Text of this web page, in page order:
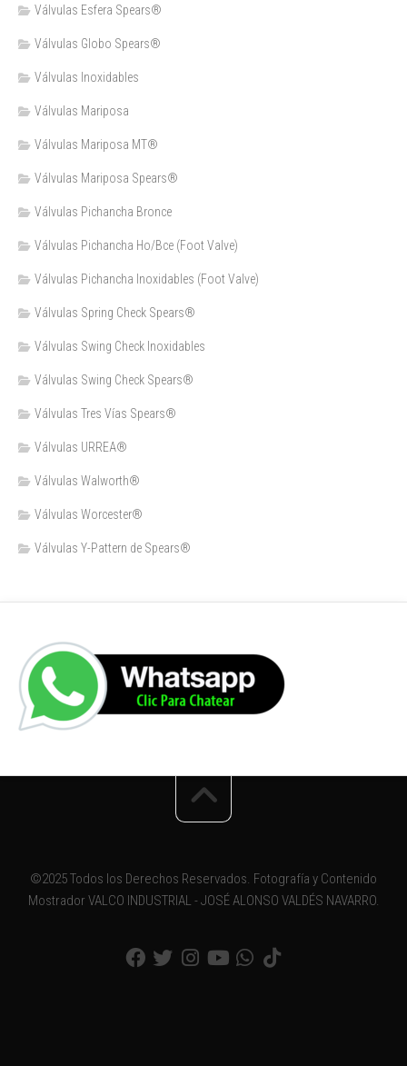
Válvulas Esfera Spears®
Válvulas Globo Spears®
Válvulas Inoxidables
Válvulas Mariposa
Válvulas Mariposa MT®
Válvulas Mariposa Spears®
Válvulas Pichancha Bronce
Válvulas Pichancha Ho/Bce (Foot Valve)
Válvulas Pichancha Inoxidables (Foot Valve)
Válvulas Spring Check Spears®
Válvulas Swing Check Inoxidables
Válvulas Swing Check Spears®
Válvulas Tres Vías Spears®
Válvulas URREA®
Válvulas Walworth®
Válvulas Worcester®
Válvulas Y-Pattern de Spears®️
©2025 Todos los Derechos Reservados. Fotografía y Contenido
Mostrador VALCO INDUSTRIAL - JOSÉ ALONSO VALDÉS NAVARRO.